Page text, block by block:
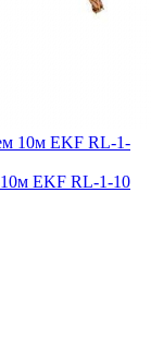
EKF RL-1-10